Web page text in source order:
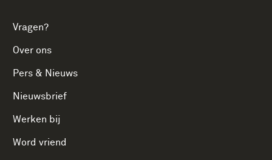
Vragen?
Over ons
Pers & Nieuws
Nieuwsbrief
Werken bij
Word vriend